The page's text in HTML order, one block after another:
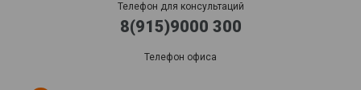
Телефон для консультаций
8(915)9000 300
Телефон офиса